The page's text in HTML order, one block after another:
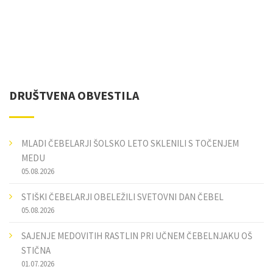
DRUŠTVENA OBVESTILA
MLADI ČEBELARJI ŠOLSKO LETO SKLENILI S TOČENJEM
MEDU
05.08.2026
STIŠKI ČEBELARJI OBELEŽILI SVETOVNI DAN ČEBEL
05.08.2026
SAJENJE MEDOVITIH RASTLIN PRI UČNEM ČEBELNJAKU OŠ
STIČNA
01.07.2026